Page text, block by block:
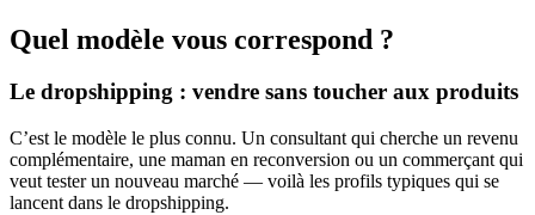
Quel modèle vous correspond ?
Le dropshipping : vendre sans toucher aux produits
C’est le modèle le plus connu. Un consultant qui cherche un revenu
complémentaire, une maman en reconversion ou un commerçant qui
veut tester un nouveau marché — voilà les profils typiques qui se
lancent dans le dropshipping.